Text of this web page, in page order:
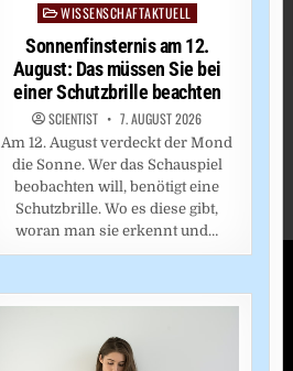
PostedWISSENSCHAFTAKTUELL
Sonnenfinsternis am 12.
August: Das müssen Sie bei
einer Schutzbrille beachten
SCIENTIST 7. AUGUST 2026
Am 12. August verdeckt der Mond
die Sonne. Wer das Schauspiel
beobachten will, benötigt eine
Schutzbrille. Wo es diese gibt,
woran man sie erkennt und…